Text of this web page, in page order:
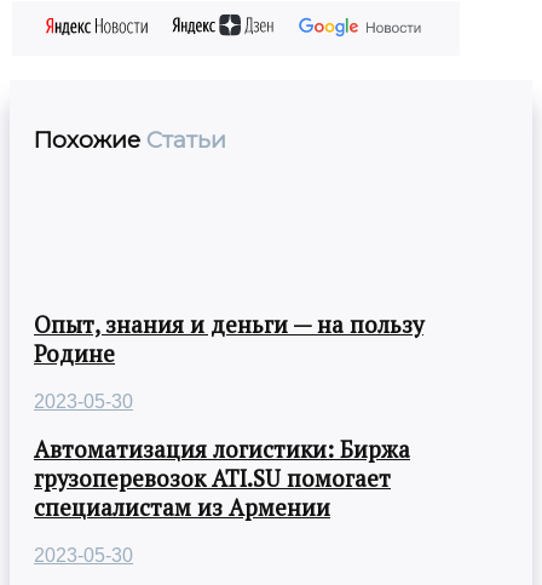
Похожие Статьи
Опыт, знания и деньги — на пользу
Родине
2023-05-30
Автоматизация логистики: Биржа
грузоперевозок ATI.SU помогает
специалистам из Армении
2023-05-30